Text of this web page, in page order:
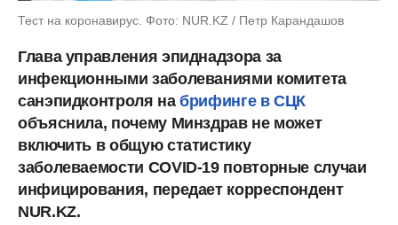
Тест на коронавирус. Фото: NUR.KZ / Петр Карандашов
Глава управления эпиднадзора за
инфекционными заболеваниями комитета
санэпидконтроля набрифинге в СЦК
объяснила, почему Минздрав не может
включить в общую статистику
заболеваемости COVID-19 повторные случаи
инфицирования, передает корреспондент
NUR.KZ.